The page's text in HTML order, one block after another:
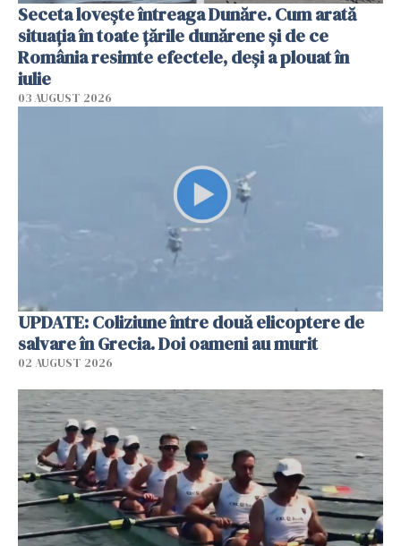
Seceta lovește întreaga Dunăre. Cum arată
situația în toate țările dunărene și de ce
România resimte efectele, deși a plouat în
iulie
03 AUGUST 2026
UPDATE: Coliziune între două elicoptere de
salvare în Grecia. Doi oameni au murit
02 AUGUST 2026